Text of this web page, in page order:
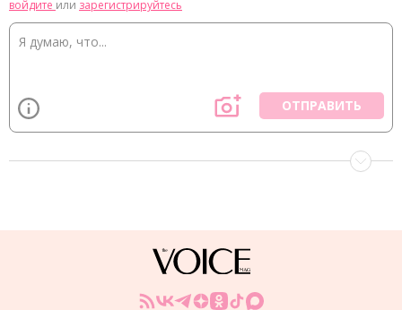
войдите или зарегистрируйтесь
ОТПРАВИТЬ